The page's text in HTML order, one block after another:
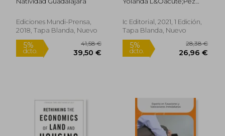
Ediciones Mundi-Prensa,
2018, Tapa Blanda, Nuevo
dcto.
Ic Editorial, 2021, 1 Edición,
Tapa Blanda, Nuevo
5%
dcto.